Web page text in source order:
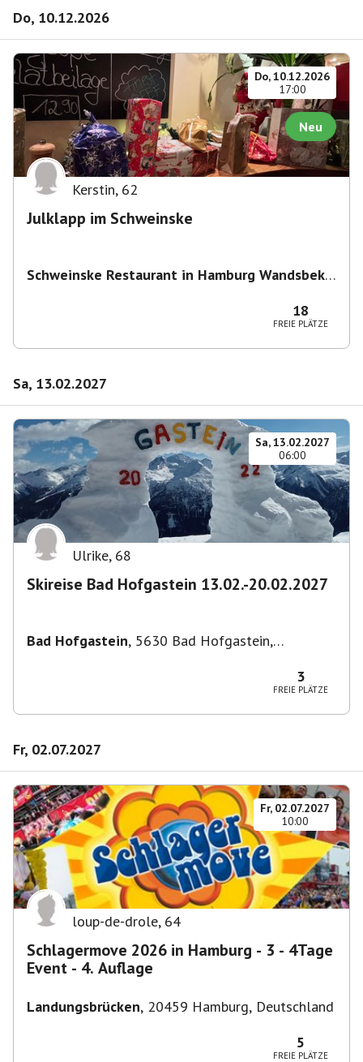
Do, 10.12.2026
Do, 10.12.2026
17:00
Neu
Kerstin, 62
Julklapp im Schweinske
Schweinske Restaurant in Hamburg Wandsbek -
18
FREIE PLÄTZE
Sa, 13.02.2027
Sa, 13.02.2027
06:00
Ulrike, 68
Skireise Bad Hofgastein 13.02.-20.02.2027
Bad Hofgastein, 5630 Bad Hofgastein,
3
FREIE PLÄTZE
Fr, 02.07.2027
Fr, 02.07.2027
10:00
loup-de-drole, 64
Schlagermove 2026 in Hamburg - 3 - 4Tage
Event - 4. Auflage
Landungsbrücken, 20459 Hamburg, Deutschland
5
FREIE PLÄTZE